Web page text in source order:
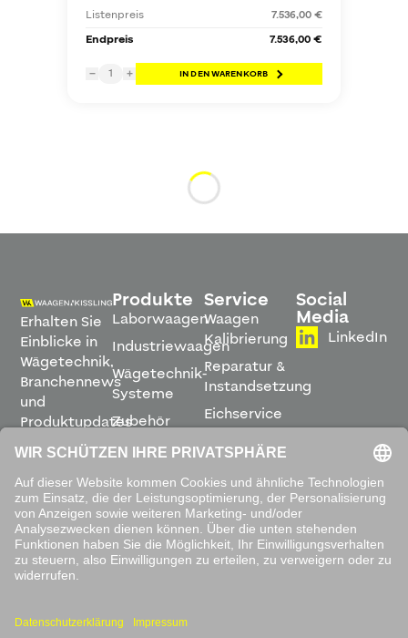
Listenpreis
7.536,00 €
Endpreis
7.536,00 €
− 1 + IN DEN WARENKORB
Erhalten Sie
Einblicke in
Wägetechnik,
Branchennews
und
Produktupdates
direkt in
Ihren
Posteingang.
ABONNIEREN
Sie unsere
Datenschutzbestimmungen
Produkte
Laborwaagen
Industriewaagen
Wägetechnik-
Systeme
Zubehör
Software
Service
Waagen
Kalibrierung
Reparatur &
Instandsetzung
Eichservice
Montage &
Inbetriebnahme
Leihwaagen
&
Mietservice
Social
Media
LinkedIn